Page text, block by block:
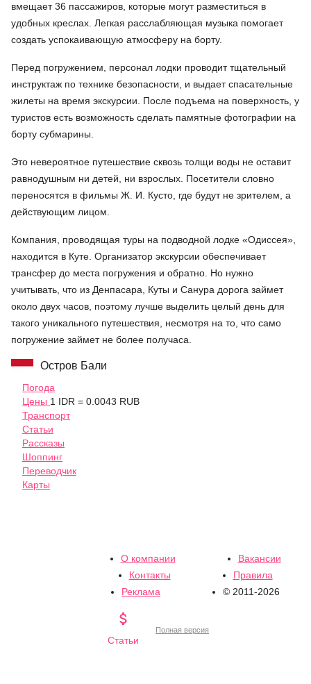
вмещает 36 пассажиров, которые могут разместиться в
удобных креслах. Легкая расслабляющая музыка помогает
создать успокаивающую атмосферу на борту.
Перед погружением, персонал лодки проводит тщательный
инструктаж по технике безопасности, и выдает спасательные
жилеты на время экскурсии. После подъема на поверхность, у
туристов есть возможность сделать памятные фотографии на
борту субмарины.
Это невероятное путешествие сквозь толщи воды не оставит
равнодушным ни детей, ни взрослых. Посетители словно
переносятся в фильмы Ж. И. Кусто, где будут не зрителем, а
действующим лицом.
Компания, проводящая туры на подводной лодке «Одиссея»,
находится в Куте. Организатор экскурсии обеспечивает
трансфер до места погружения и обратно. Но нужно
учитывать, что из Денпасара, Куты и Санура дорога займет
около двух часов, поэтому лучше выделить целый день для
такого уникального путешествия, несмотря на то, что само
погружение займет не более получаса.
Остров Бали
Погода
Цены 1 IDR = 0.0043 RUB
Транспорт
Статьи
Рассказы
Шоппинг
Переводчик
Карты
О компании
Вакансии
Контакты
Правила
Реклама
© 2011-2026

Статьи
Полная версия